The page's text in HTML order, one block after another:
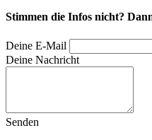
Stimmen die Infos nicht?
Deine E-Mail
Deine Nachricht
Senden